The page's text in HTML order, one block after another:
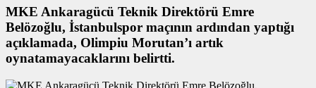
MKE Ankaragücü Teknik Direktörü Emre
Belözoğlu, İstanbulspor maçının ardından yaptığı
açıklamada, Olimpiu Morutan’ı artık
oynatamayacaklarını belirtti.